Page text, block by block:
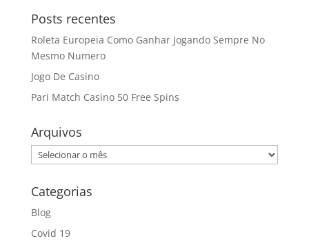
Posts recentes
Roleta Europeia Como Ganhar Jogando Sempre No
Mesmo Numero
Jogo De Casino
Pari Match Casino 50 Free Spins
Arquivos
Arquivos
Categorias
Blog
Covid 19